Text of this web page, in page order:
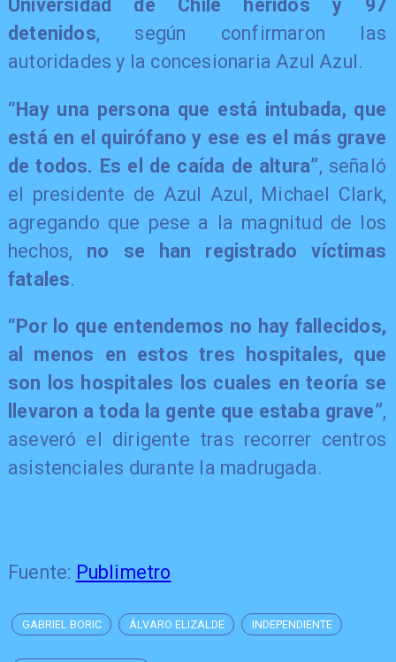
Universidad de Chile heridos y 97
detenidos, según confirmaron las
autoridades y la concesionaria Azul Azul.
“Hay una persona que está intubada, que
está en el quirófano y ese es el más grave
de todos. Es el de caída de altura”, señaló
el presidente de Azul Azul, Michael Clark,
agregando que pese a la magnitud de los
hechos, no se han registrado víctimas
fatales.
“Por lo que entendemos no hay fallecidos,
al menos en estos tres hospitales, que
son los hospitales los cuales en teoría se
llevaron a toda la gente que estaba grave”,
aseveró el dirigente tras recorrer centros
asistenciales durante la madrugada.
Fuente: Publimetro
GABRIEL BORIC ÁLVARO ELIZALDE INDEPENDIENTE